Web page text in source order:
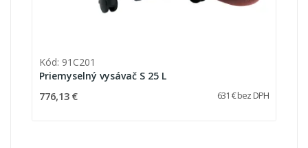
Kód: 91C201
Priemyselný vysávač S 25 L
776,13 € 631 € bez DPH